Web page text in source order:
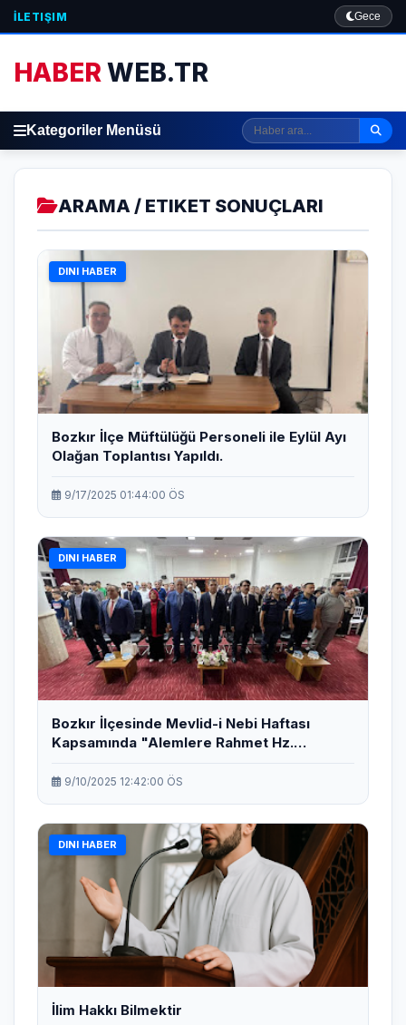
İLETIŞIM Gece
HABERWEB.TR
Kategoriler Menüsü
ARAMA / ETIKET SONUÇLARI
DINI HABER
Bozkır İlçe Müftülüğü Personeli ile Eylül Ayı
Olağan Toplantısı Yapıldı.
9/17/2025 01:44:00 ÖS
DINI HABER
Bozkır İlçesinde Mevlid-i Nebi Haftası
Kapsamında "Alemlere Rahmet Hz.
9/10/2025 12:42:00 ÖS
DINI HABER
İlim Hakkı Bilmektir